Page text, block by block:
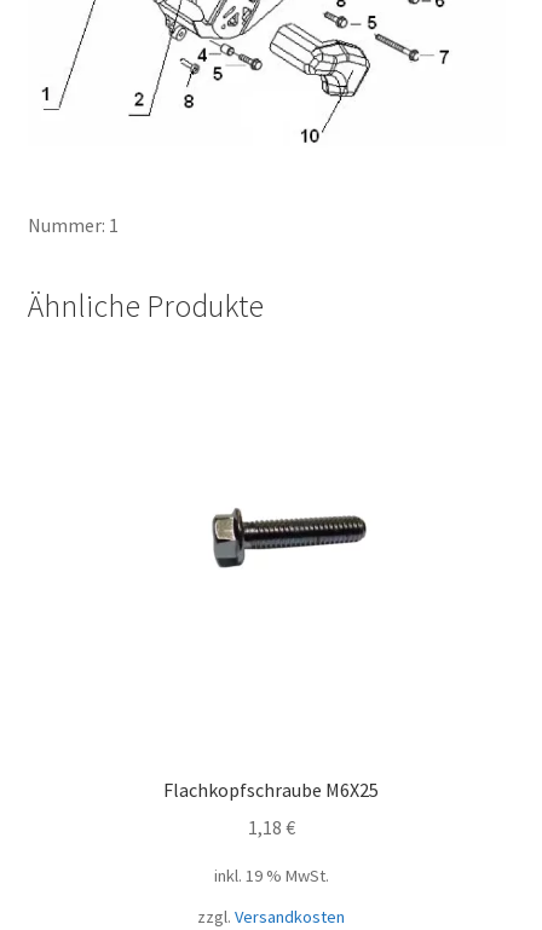
Nummer: 1
Ähnliche Produkte
Flachkopfschraube M6X25
1,18 €
inkl. 19 % MwSt.
zzgl. Versandkosten